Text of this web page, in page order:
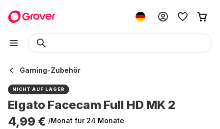
Gaming-Zubehör
NICHT AUF LAGER
Elgato Facecam Full HD MK 2
4,99 € /Monat für 24 Monate